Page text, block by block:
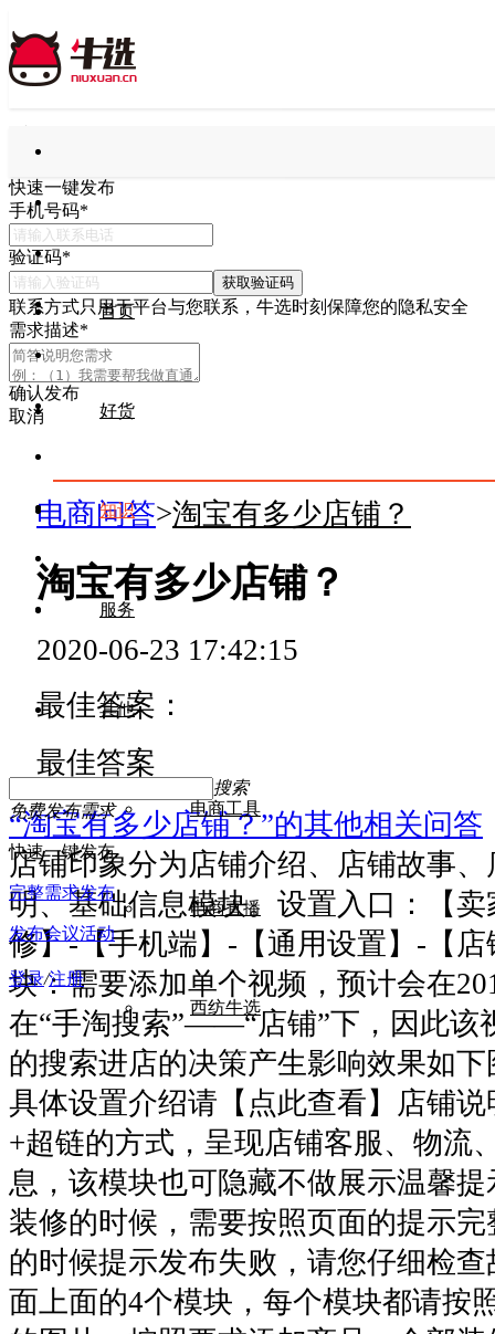
首页
好货
知识
服务
其他
电商工具
电商直播
西纺牛选
搜索
免费发布需求
快速一键发布
完整需求发布
发布会议活动
登录/注册
快速一键发布
手机号码*
验证码*
获取验证码
联系方式只用于平台与您联系，牛选时刻保障您的隐私安全
需求描述*
确认发布
取消
电商问答>淘宝有多少店铺？
淘宝有多少店铺？
2020-06-23 17:42:15
最佳答案：
最佳答案
“淘宝有多少店铺？”的其他相关问答
店铺印象分为店铺介绍、店铺故事
明、基础信息模块。设置入口：【
修】-【手机端】-【通用设置】-【
块：需要添加单个视频，预计会在
在“手淘搜索”——“店铺”下，因此该
的搜索进店的决策产生影响效果如
具体设置介绍请【点此查看】店铺
+超链的方式，呈现店铺客服、物流
息，该模块也可隐藏不做展示温馨
装修的时候，需要按照页面的提示
的时候提示发布失败，请您仔细检
面上面的4个模块，每个模块都请按